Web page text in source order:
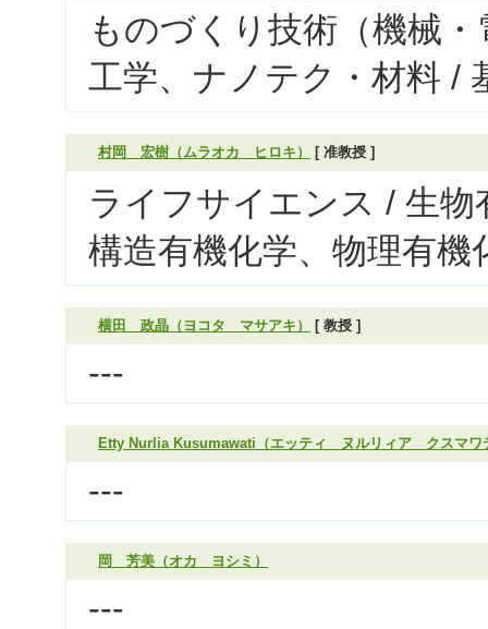
ものづくり技術（機械
工学、ナノテク・材料 /
村岡 宏樹（ムラオカ ヒロキ） [ 准教授 ]
ライフサイエンス / 生
構造有機化学、物理有機
横田 政晶（ヨコタ マサアキ） [ 教授 ]
---
Etty Nurlia Kusumawati（エッティ ヌルリィア クスマワ
---
岡 芳美（オカ ヨシミ）
---